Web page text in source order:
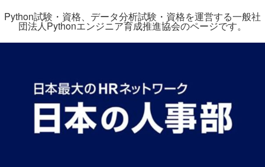
Python試験・資格、データ分析試験・資格を運営する一般社
団法人Pythonエンジニア育成推進協会のページです。